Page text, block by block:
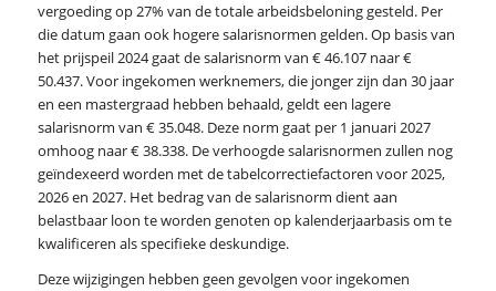
vergoeding op 27% van de totale arbeidsbeloning gesteld. Per
die datum gaan ook hogere salarisnormen gelden. Op basis van
het prijspeil 2024 gaat de salarisnorm van € 46.107 naar €
50.437. Voor ingekomen werknemers, die jonger zijn dan 30 jaar
en een mastergraad hebben behaald, geldt een lagere
salarisnorm van € 35.048. Deze norm gaat per 1 januari 2027
omhoog naar € 38.338. De verhoogde salarisnormen zullen nog
geïndexeerd worden met de tabelcorrectiefactoren voor 2025,
2026 en 2027. Het bedrag van de salarisnorm dient aan
belastbaar loon te worden genoten op kalenderjaarbasis om te
kwalificeren als specifieke deskundige.
Deze wijzigingen hebben geen gevolgen voor ingekomen